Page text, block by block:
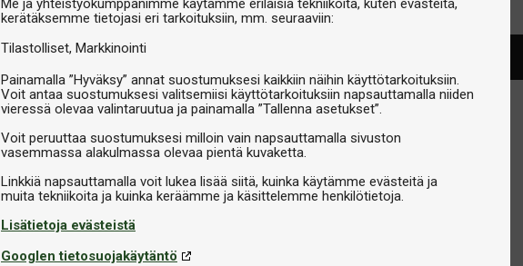
kerätäksemme tietojasi eri tarkoituksiin, mm. seuraaviin:
Tilastolliset Markkinointi
Painamalla ”Hyväksy” annat suostumuksesi kaikkiin näihin käyttötarkoituksiin.
Voit antaa suostumuksesi valitsemiisi käyttötarkoituksiin napsauttamalla niiden
vieressä olevaa valintaruutua ja painamalla ”Tallenna asetukset”.
Voit peruuttaa suostumuksesi milloin vain napsauttamalla sivuston
vasemmassa alakulmassa olevaa pientä kuvaketta.
Linkkiä napsauttamalla voit lukea lisää siitä, kuinka käytämme evästeitä ja
Lisätietoja evästeistä
Googlen tietosuojakäytäntö